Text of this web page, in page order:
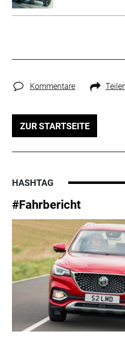
Kommentare
ZUR STARTSEITE
HASHTAG
#Fahrbericht